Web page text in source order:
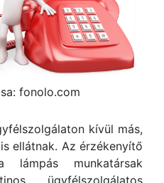
fonolo.com
kívül más,
ellátnak. Az érzékenyítő
munkatársak
ügyfélszolgálatos